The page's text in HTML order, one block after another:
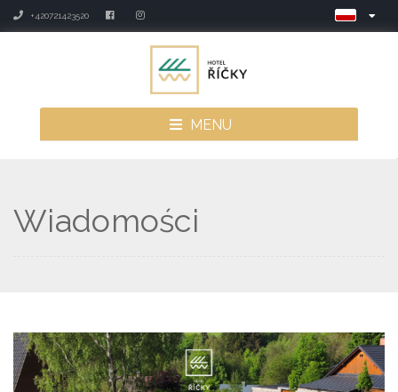
+420721423520
MENU
Wiadomości